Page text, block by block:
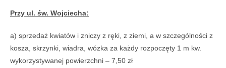
Przy ul. św. Wojciecha:
a) sprzedaż kwiatów i zniczy z ręki, z ziemi, a w szczególności z
kosza, skrzynki, wiadra, wózka za każdy rozpoczęty 1 m kw.
wykorzystywanej powierzchni – 7,50 zł